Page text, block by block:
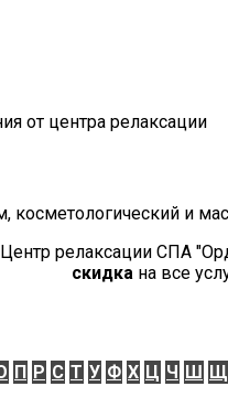
косметологический и
релаксации СПА
скидкана все
П Р С Т У Ф Х Ц Ч Ш Щ